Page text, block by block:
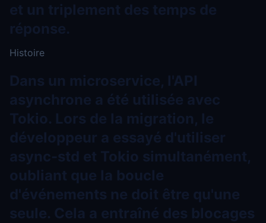
et un triplement des temps de
réponse.
Histoire
Dans un microservice, l'API
asynchrone a été utilisée avec
Tokio. Lors de la migration, le
développeur a essayé d'utiliser
async-std et Tokio simultanément,
oubliant que la boucle
d'événements ne doit être qu'une
seule. Cela a entraîné des blocages